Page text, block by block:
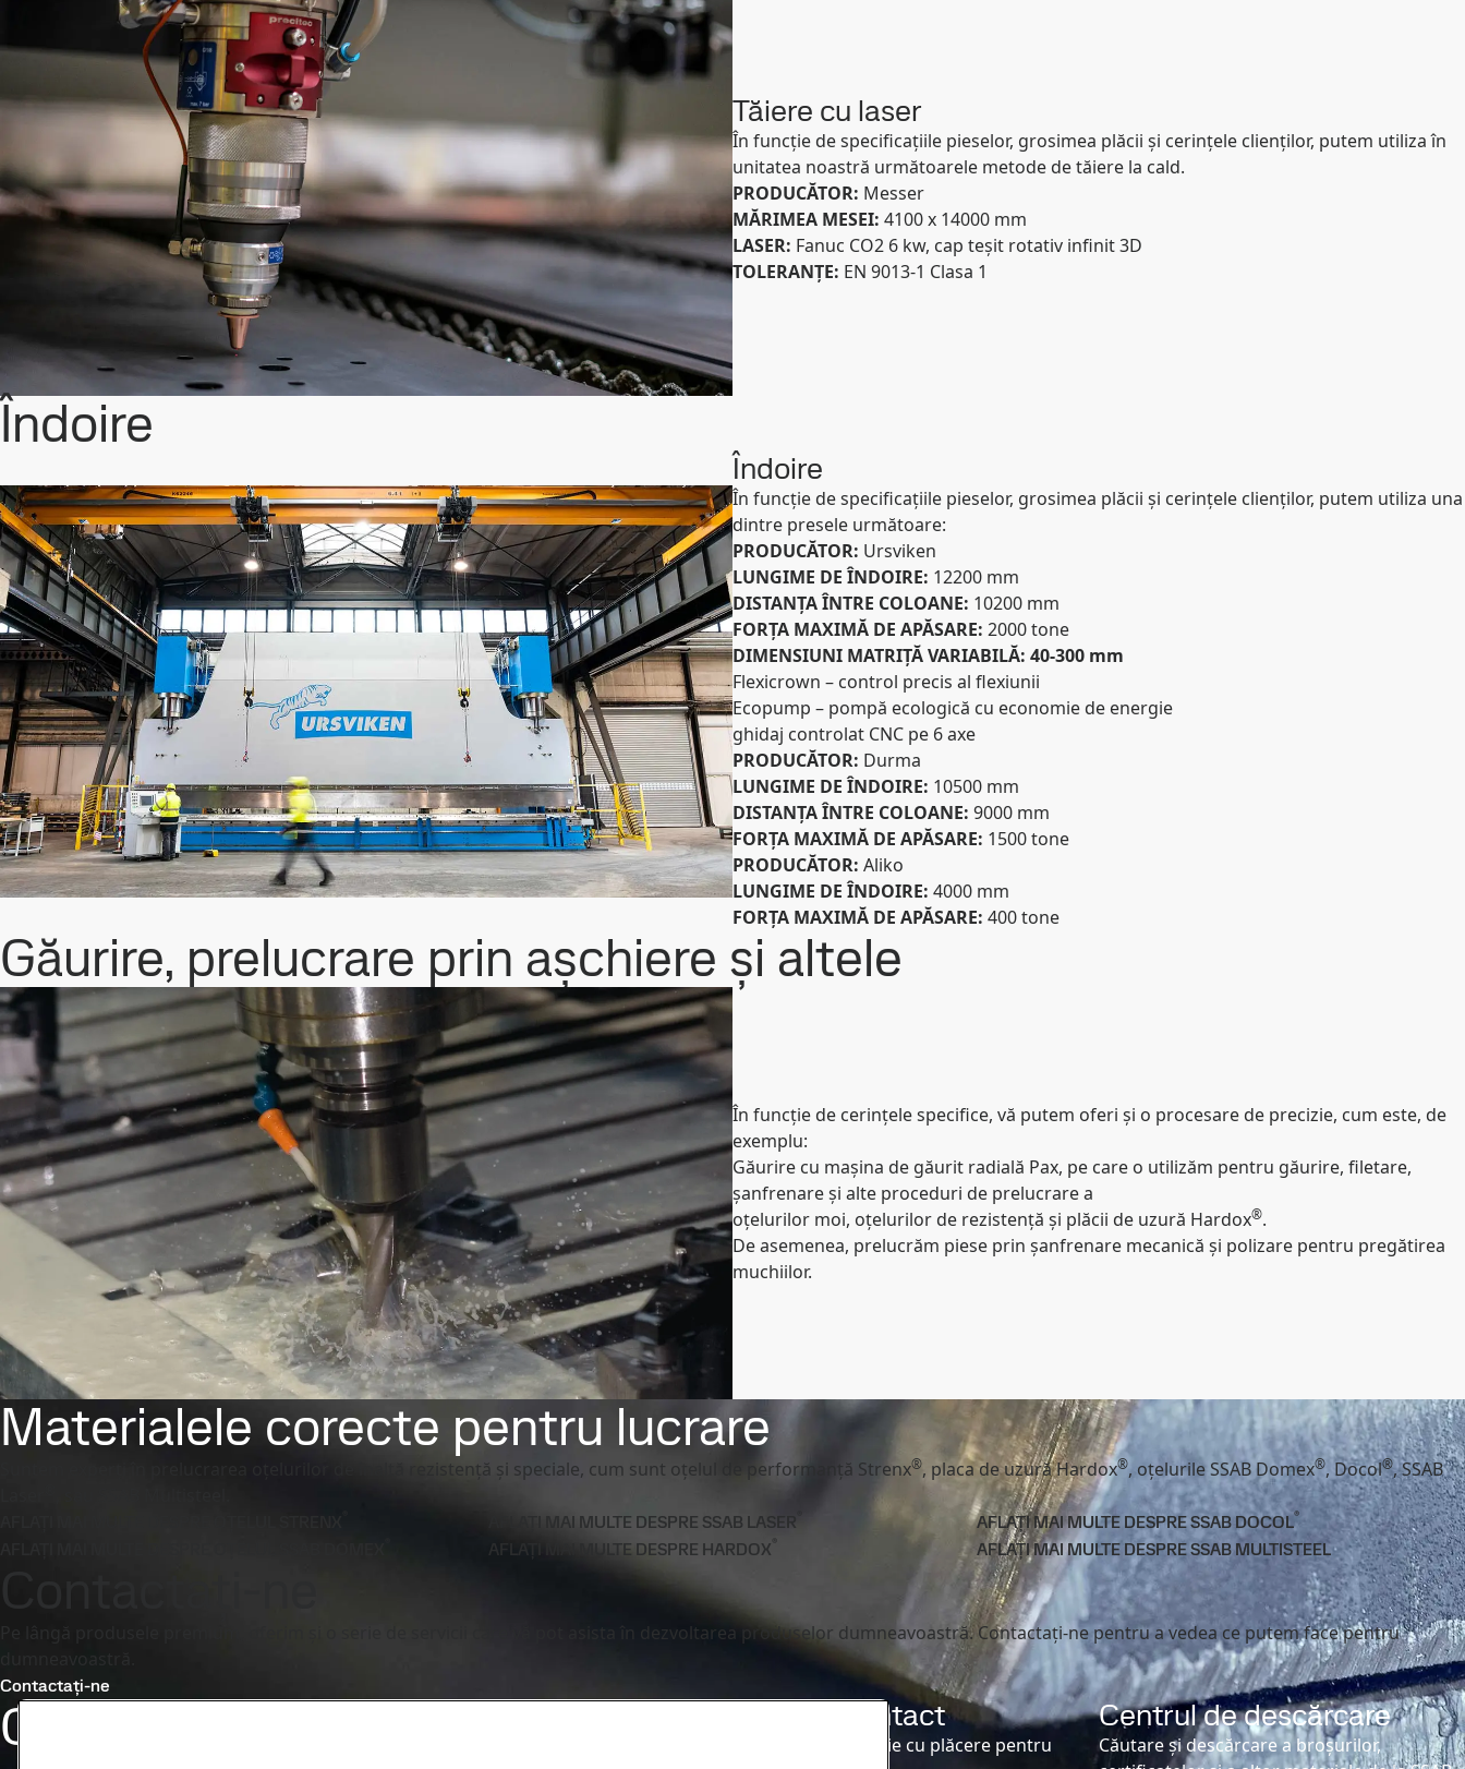
Tăiere cu laser
În funcție de specificațiile pieselor, grosimea plăcii și cerințele clienților, putem utiliza în
unitatea noastră următoarele metode de tăiere la cald.
PRODUCĂTOR: Messer
MĂRIMEA MESEI: 4100 x 14000 mm
LASER: Fanuc CO2 6 kw, cap teșit rotativ infinit 3D
TOLERANȚE: EN 9013-1 Clasa 1
Îndoire
Îndoire
În funcție de specificațiile pieselor, grosimea plăcii și cerințele clienților, putem utiliza una
dintre presele următoare:
PRODUCĂTOR: Ursviken
LUNGIME DE ÎNDOIRE: 12200 mm
DISTANȚA ÎNTRE COLOANE: 10200 mm
FORȚA MAXIMĂ DE APĂSARE: 2000 tone
DIMENSIUNI MATRIȚĂ VARIABILĂ: 40-300 mm
Flexicrown – control precis al flexiunii
Ecopump – pompă ecologică cu economie de energie
ghidaj controlat CNC pe 6 axe
PRODUCĂTOR: Durma
LUNGIME DE ÎNDOIRE: 10500 mm
DISTANȚA ÎNTRE COLOANE: 9000 mm
FORȚA MAXIMĂ DE APĂSARE: 1500 tone
PRODUCĂTOR: Aliko
LUNGIME DE ÎNDOIRE: 4000 mm
FORȚA MAXIMĂ DE APĂSARE: 400 tone
Găurire, prelucrare prin așchiere și altele
În funcție de cerințele specifice, vă putem oferi și o procesare de precizie, cum este, de
exemplu:
Găurire cu mașina de găurit radială Pax, pe care o utilizăm pentru găurire, filetare,
șanfrenare și alte proceduri de prelucrare a
oțelurilor moi, oțelurilor de rezistență și plăcii de uzură Hardox®.
De asemenea, prelucrăm piese prin șanfrenare mecanică și polizare pentru pregătirea
muchiilor.
Materialele corecte pentru lucrare
Suntem experți în prelucrarea oțelurilor de înaltă rezistență și speciale, cum sunt oțelul de performanță Strenx®, placa de uzură Hardox®, oțelurile SSAB Domex®, Docol®, SSAB
AFLAȚI MAI MULTE DESPRE SSAB LASER
AFLAȚI MAI MULTE DESPRE HARDOX®
AFLAȚI MAI MULTE DESPRE SSAB DOCOL®
AFLAȚI MAI MULTE DESPRE SSAB MULTISTEEL
Pe lângă produsele premium, oferim și o serie de servicii care vă pot asista în dezvoltarea produselor dumneavoastră. Contactați-ne pentru a vedea ce putem face pentru
Contactați-ne
Contactați-ne
Date de contact
Vă stăm la dispoziție cu plăcere pentru
Centrul de descărcare
Căutare și descărcare a broșurilor,